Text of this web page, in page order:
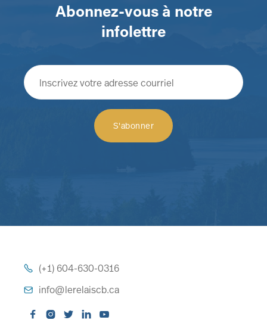
Abonnez-vous à notre
infolettre
 (+1) 604-630-0316
 info@lerelaiscb.ca
    